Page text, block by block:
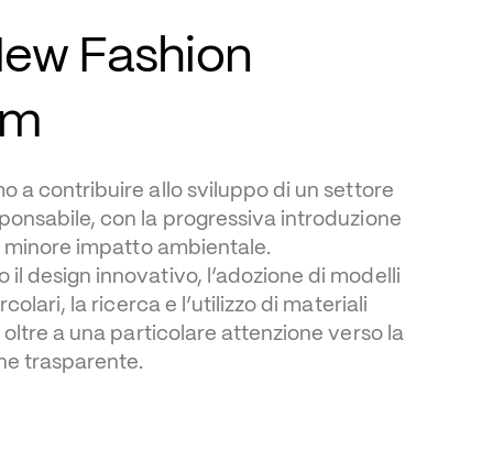
Fashion
a contribuire allo sviluppo di un settore
con la progressiva introduzione
minore impatto ambientale.
il design innovativo, l’adozione di modelli
la ricerca e l’utilizzo di materiali
a una particolare attenzione verso la
trasparente.